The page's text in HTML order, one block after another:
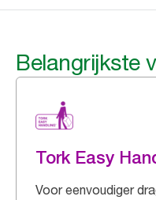
Belangrijkste
Tork Easy
Voor eenvoudiger